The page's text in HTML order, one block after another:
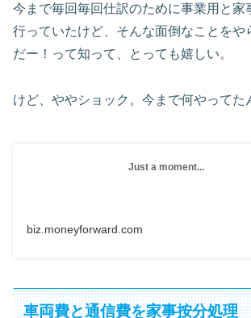
今まで毎回毎回仕訳のために事業用と家
行っていたけど、そんな面倒なことをや
だー！って知って、とっても嬉しい。
けど、ややショック。今まで何やってた
Just a moment...
biz.moneyforward.com
車両費と通信費を家事按分処理